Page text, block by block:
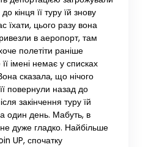
кінця її туру їй знову
їхати, цього разу вона
в аеропорт, там
полетіти раніше
імені немає у списках
сказала, що нічого
повернули назад до
закінчення туру їй
один день. Мабуть, в
дуже гладко. Найбільше
UP, спочатку